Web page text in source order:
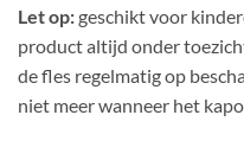
Let op:geschikt voor
product altijd onder
de fles regelmatig op
niet meer wanneer het